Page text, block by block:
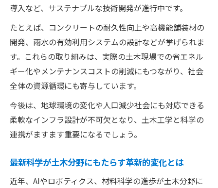
土木の授業で身につく科学的分析力の重要
科学技術高校の土木教育カリキュラムの特
徴
土木研究所が支援する学生の科学実践活動
土木学科で学ぶ地球科学や構造科学の基礎
科学好きにおすすめの土木分野での活躍術
科学好きが土木分野で能力を活かす方法
土木と科学の知識で広がるキャリアの選択
土木学会全国大会の優秀研究者に学ぶ活躍
術
導入など、サステナブルな技術開発が進行中です。
たとえば、コンクリートの耐久性向上や高機能舗装材の
開発、雨水の有効利用システムの設計などが挙げられま
す。これらの取り組みは、実際の土木現場での省エネル
ギー化やメンテナンスコストの削減にもつながり、社会
全体の資源循環にも寄与しています。
今後は、地球環境の変化や人口減少社会にも対応できる
柔軟なインフラ設計が不可欠となり、土木工学と科学の
連携がますます重要になるでしょう。
最新科学が土木分野にもたらす革新的変化とは
近年、AIやロボティクス、材料科学の進歩が土木分野に